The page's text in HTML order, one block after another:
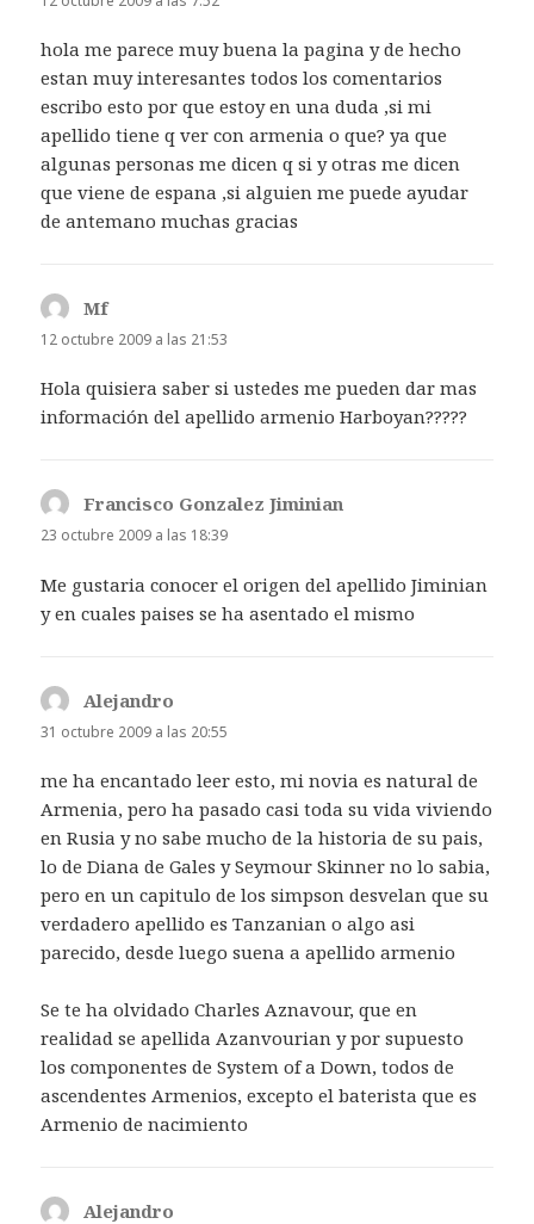
hola me parece muy buena la pagina y de hecho
estan muy interesantes todos los comentarios
escribo esto por que estoy en una duda ,si mi
apellido tiene q ver con armenia o que? ya que
algunas personas me dicen q si y otras me dicen
que viene de espana ,si alguien me puede ayudar
de antemano muchas gracias
Mfdice:
12 octubre 2009 a las 21:53
Hola quisiera saber si ustedes me pueden dar mas
información del apellido armenio Harboyan?????
Francisco Gonzalez Jiminian
23 octubre 2009 a las 18:39
Me gustaria conocer el origen del apellido Jiminian
y en cuales paises se ha asentado el mismo
Alejandro
31 octubre 2009 a las 20:55
me ha encantado leer esto, mi novia es natural de
Armenia, pero ha pasado casi toda su vida viviendo
en Rusia y no sabe mucho de la historia de su pais,
lo de Diana de Gales y Seymour Skinner no lo sabia,
pero en un capitulo de los simpson desvelan que su
verdadero apellido es Tanzanian o algo asi
parecido, desde luego suena a apellido armenio
Se te ha olvidado Charles Aznavour, que en
realidad se apellida Azanvourian y por supuesto
los componentes de System of a Down, todos de
ascendentes Armenios, excepto el baterista que es
Armenio de nacimiento
Alejandro